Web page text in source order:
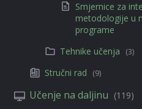
Smjernice za
metodologije u
programe
Tehnike učenja
(3)
Stručni rad (9)
Učenje na daljinu (119)